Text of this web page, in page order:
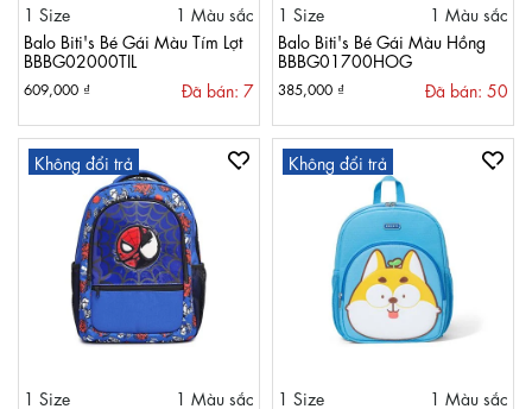
1 Size
1 Màu sắc
Balo Biti's Bé Gái Màu Tím Lợt
BBBG02000TIL
609,000 ₫ Đã bán: 7
1 Size
1 Màu sắc
Balo Biti's Bé Gái Màu Hồng
BBBG01700HOG
385,000 ₫ Đã bán: 50
Không đổi trả
1 Size
1 Màu sắc
Không đổi trả
1 Size
1 Màu sắc